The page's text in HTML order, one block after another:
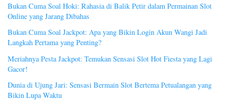
Bukan Cuma Soal Hoki: Rahasia di Balik Petir dalam Permainan Slot
Online yang Jarang Dibahas
Bukan Cuma Soal Jackpot: Apa yang Bikin Login Akun Wangi Jadi
Langkah Pertama yang Penting?
Meriahnya Pesta Jackpot: Temukan Sensasi Slot Hot Fiesta yang Lagi
Gacor!
Dunia di Ujung Jari: Sensasi Bermain Slot Bertema Petualangan yang
Bikin Lupa Waktu